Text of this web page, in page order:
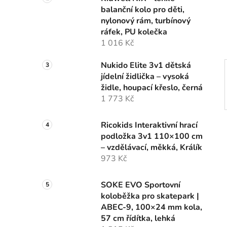
e
balanční kolo pro děti,
nylonový rám, turbínový
ráfek, PU kolečka
1 016 Kč
Nukido Elite 3v1 dětská
jídelní židlička – vysoká
židle, houpací křeslo, černá
1 773 Kč
Ricokids Interaktivní hrací
podložka 3v1 110×100 cm
– vzdělávací, měkká, Králík
973 Kč
SOKE EVO Sportovní
koloběžka pro skatepark |
ABEC-9, 100×24 mm kola,
57 cm řídítka, lehká